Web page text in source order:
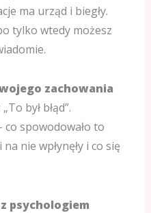
ma urząd i biegły.
tylko wtedy możesz
zachowania
był błąd”.
co spowodowało to
nie wpłynęły i co się
psychologiem